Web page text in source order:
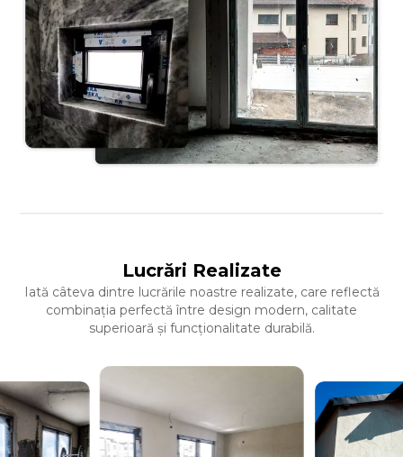
Lucrări Realizate
Iată câteva dintre lucrările noastre realizate, care reflectă
combinația perfectă între design modern, calitate
superioară și funcționalitate durabilă.